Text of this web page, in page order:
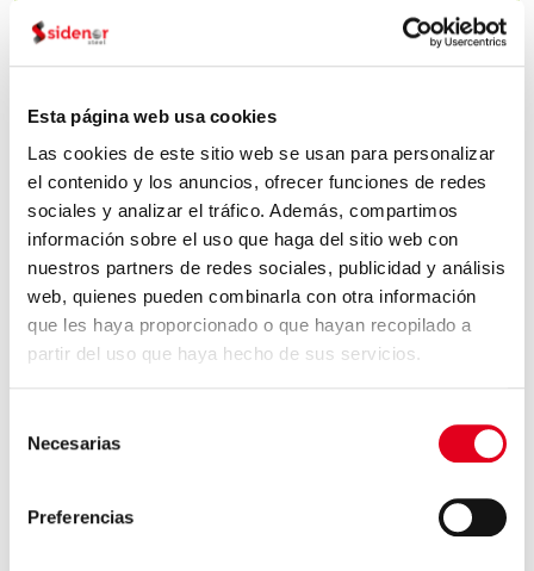
Esta página web usa cookies
Las cookies de este sitio web se usan para personalizar
el contenido y los anuncios, ofrecer funciones de redes
sociales y analizar el tráfico. Además, compartimos
información sobre el uso que haga del sitio web con
nuestros partners de redes sociales, publicidad y análisis
web, quienes pueden combinarla con otra información
que les haya proporcionado o que hayan recopilado a
partir del uso que haya hecho de sus servicios.
Necesarias
Preferencias
über dem Durchschnitt der Stahlbranche.
Dekarbonisierungshebel
2024
Erneuerbare
elektrische